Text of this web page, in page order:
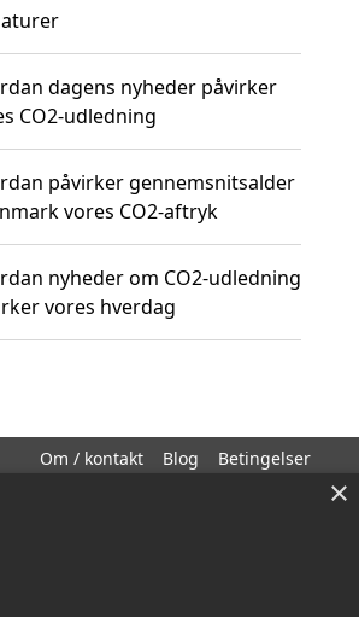
dagens nyheder påvirker
CO2-udledning
påvirker gennemsnitsalder
vores CO2-aftryk
nyheder om CO2-udledning
vores hverdag
Om / kontakt Blog Betingelser
×